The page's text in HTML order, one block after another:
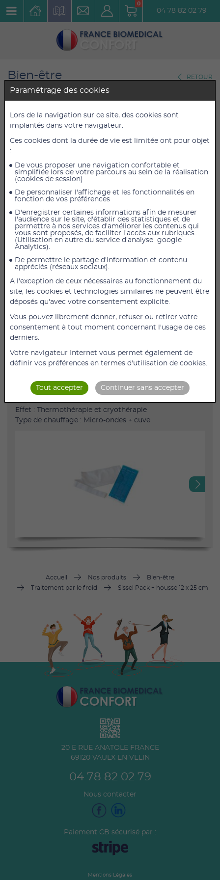
0
04 78 82 02 79
Bien-être
Traitement par le froid
RETOUR
Sissel Pack + housse 12 x 25
cm
Réf. : 4021
8,40 € TTC
7,00 €HT
8,40 € TTC
AJOUTER AU PANIER
Compresse de froid ou chaud en gel idéale pour une
utilisation au cabinet ou à domicile.
Préparation au four micro-ondes, au bain marie ou au
Très économique
Dimensions : 25 cm x 12 cm
Avec ou sans housse
Composition : Gel
Dimensions : 12 x 25 cm
Norme : CE Médical Classe I
Effet : Thermothérapie et cryothérapie
Type de chauffage : Micro-ondes + cuve
Accueil Nos produits
Bien-être
Traitement par le froid
Sissel Pack + housse 12 x 25 cm
20 E RUE ANATOLE FRANCE
69120 VAULX EN VELIN
04 78 82 02 79
Nous contacter
Paiement CB sécurisé par :
Mentions Légales
Paramétrage des cookies
Lors de la navigation sur ce site, des cookies sont
implantés dans votre navigateur.
Ces cookies dont la durée de vie est limitée ont pour objet
:
De vous proposer une navigation confortable et
simplifiée lors de votre parcours au sein de la réalisation
(cookies de session)
De personnaliser l'affichage et les fonctionnalités en
fonction de vos préférences
D'enregistrer certaines informations afin de mesurer
l'audience sur le site, d'établir des statistiques et de
permettre à nos services d'améliorer les contenus qui
vous sont proposés, de faciliter l'accès aux rubriques...
(Utilisation en autre du service d'analyse google
Analytics).
De permettre le partage d'information et contenu
appréciés (réseaux sociaux).
A l'exception de ceux nécessaires au fonctionnement du
site, les cookies et technologies similaires ne peuvent être
déposés qu'avec votre consentement explicite.
Vous pouvez librement donner, refuser ou retirer votre
consentement à tout moment concernant l'usage de ces
derniers.
Votre navigateur Internet vous permet également de
définir vos préférences en termes d'utilisation de cookies.
Tout accepter Continuer sans accepter